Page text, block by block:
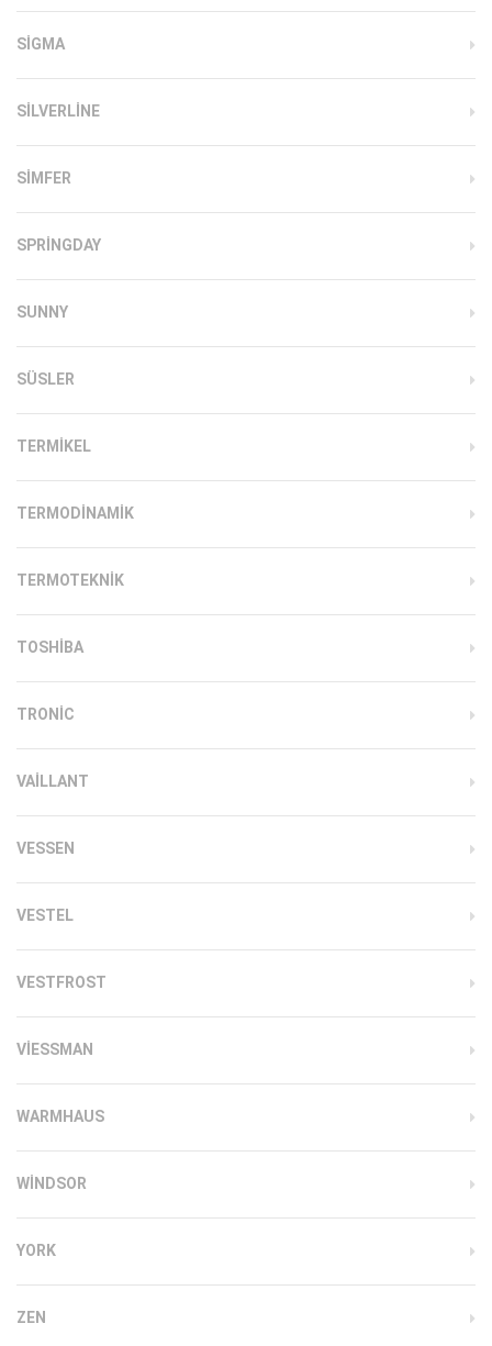
SIGMA
SILVERLINE
SIMFER
SPRINGDAY
SUNNY
SÜSLER
TERMIKEL
TERMODINAMIK
TERMOTEKNIK
TOSHIBA
TRONIC
VAILLANT
VESSEN
VESTEL
VESTFROST
VIESSMAN
WARMHAUS
WINDSOR
YORK
ZEN